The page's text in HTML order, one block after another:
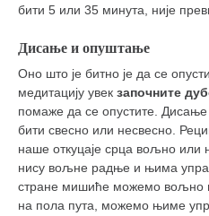
фотке
контакт
бити 5 или 35 минута, није
Дисање и опуштање
Оно што је битно је да се
медитацију увек започните
помаже да се опустите.
бити свесно или несвесно.
наше откуцаје срца вољно или
нису вољне радње и њима
стране мишиће можемо вољно
на пола пута, можемо њиме